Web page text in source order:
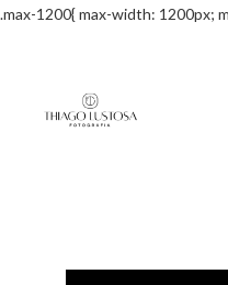
.max-1200{ max-width: 1200px;